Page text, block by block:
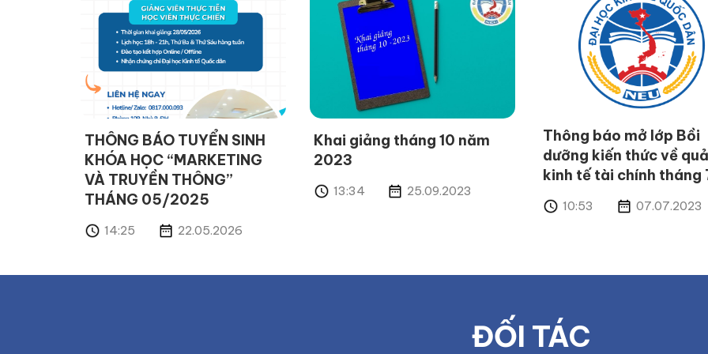
THÔNG BÁO TUYỂN SINH
KHÓA HỌC “MARKETING
VÀ TRUYỀN THÔNG”
THÁNG 05/2025
14:25 22.05.2026
Khai giảng tháng 10 năm
2023
13:34 25.09.2023
Thông báo mở lớp Bồi
dưỡng kiến thức về
kinh tế tài chính tháng
10:53 07.07.2023
ĐỐI TÁC